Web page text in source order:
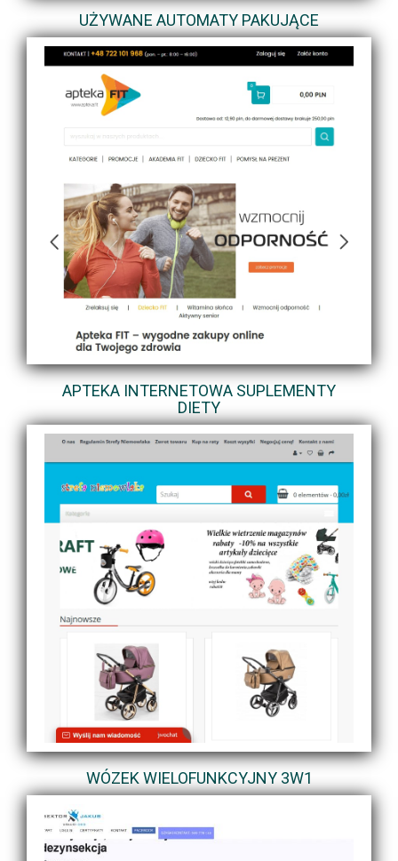
UŻYWANE AUTOMATY PAKUJĄCE
APTEKA INTERNETOWA SUPLEMENTY
DIETY
WÓZEK WIELOFUNKCYJNY 3W1